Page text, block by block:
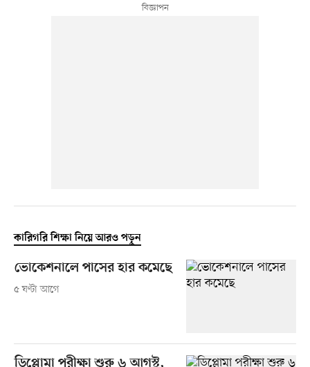
কারিগরি শিক্ষা নিয়ে আরও পড়ুন
ভোকেশনালে পাসের হার কমেছে
৫ ঘণ্টা আগে